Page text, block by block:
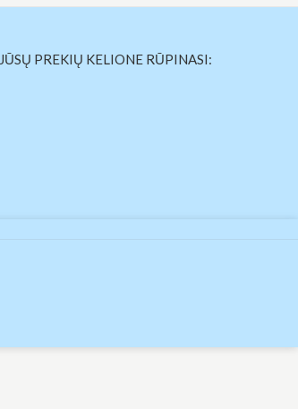
JŪSŲ PREKIŲ KELIONE RŪPINASI: